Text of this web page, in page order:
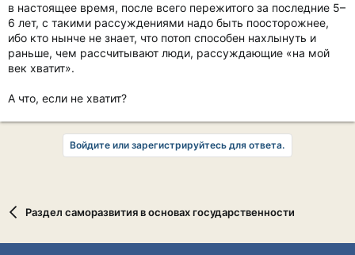
в настоящее время, после всего пережитого за последние 5–
6 лет, с такими рассуждениями надо быть поосторожнее,
ибо кто нынче не знает, что потоп способен нахлынуть и
раньше, чем рассчитывают люди, рассуждающие «на мой
век хватит».
А что, если не хватит?
Войдите или зарегистрируйтесь для ответа.
Раздел саморазвития в основах государственности